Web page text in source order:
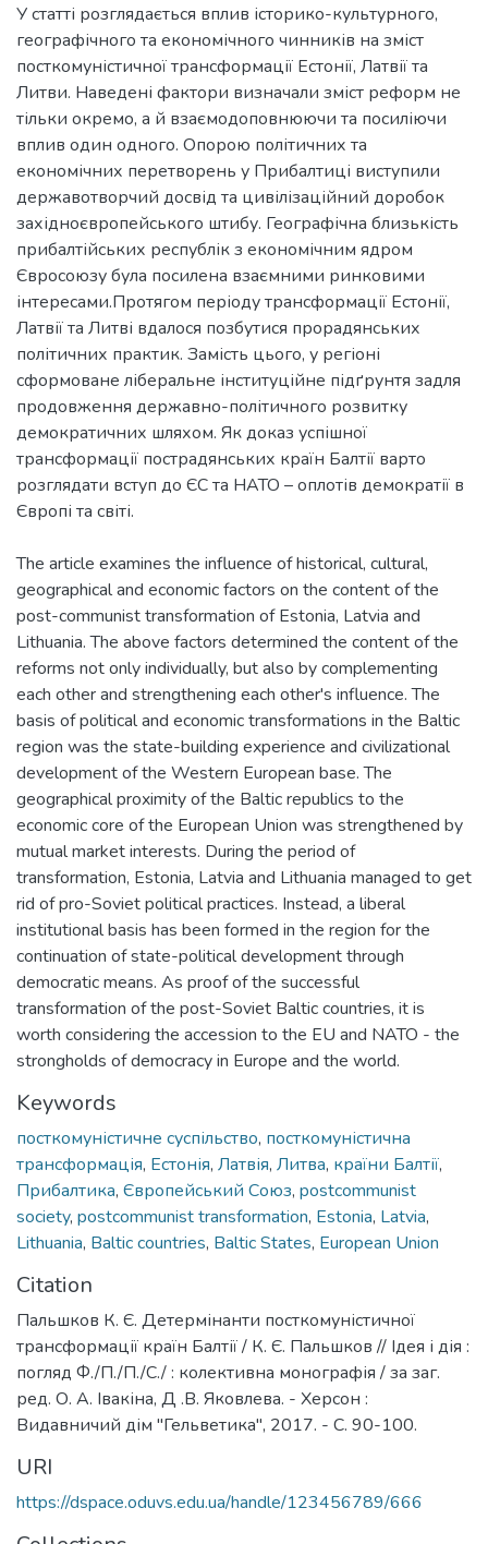
У статті розглядається вплив історико-культурного,
географічного та економічного чинників на зміст
посткомуністичної трансформації Естонії, Латвії та
Литви. Наведені фактори визначали зміст реформ не
тільки окремо, а й взаємодоповнюючи та посиліючи
вплив один одного. Опорою політичних та
економічних перетворень у Прибалтиці виступили
державотворчий досвід та цивілізаційний доробок
західноєвропейського штибу. Географічна близькість
прибалтійських республік з економічним ядром
Євросоюзу була посилена взаємними ринковими
інтересами.Протягом періоду трансформації Естонії,
Латвії та Литві вдалося позбутися прорадянських
політичних практик. Замість цього, у регіоні
сформоване ліберальне інституційне підґрунтя задля
продовження державно-політичного розвитку
демократичних шляхом. Як доказ успішної
трансформації пострадянських країн Балтії варто
розглядати вступ до ЄС та НАТО – оплотів демократії в
Європі та світі.
The article examines the influence of historical, cultural,
geographical and economic factors on the content of the
post-communist transformation of Estonia, Latvia and
Lithuania. The above factors determined the content of the
reforms not only individually, but also by complementing
each other and strengthening each other's influence. The
basis of political and economic transformations in the Baltic
region was the state-building experience and civilizational
development of the Western European base. The
geographical proximity of the Baltic republics to the
economic core of the European Union was strengthened by
mutual market interests. During the period of
transformation, Estonia, Latvia and Lithuania managed to get
rid of pro-Soviet political practices. Instead, a liberal
institutional basis has been formed in the region for the
continuation of state-political development through
democratic means. As proof of the successful
transformation of the post-Soviet Baltic countries, it is
worth considering the accession to the EU and NATO - the
strongholds of democracy in Europe and the world.
Keywords
посткомуністичне суспільство, посткомуністична
трансформація, Естонія, Латвія, Литва, країни Балтії,
Прибалтика, Європейський Союз, postcommunist
society, postcommunist transformation, Estonia, Latvia,
Lithuania, Baltic countries, Baltic States, European Union
Citation
Пальшков К. Є. Детермінанти посткомуністичної
трансформації країн Балтії / К. Є. Пальшков // Ідея і дія :
погляд Ф./П./П./С./ : колективна монографія / за заг.
ред. О. А. Івакіна, Д .В. Яковлева. - Херсон :
Видавничий дім "Гельветика", 2017. - С. 90-100.
URI
https://dspace.oduvs.edu.ua/handle/123456789/666